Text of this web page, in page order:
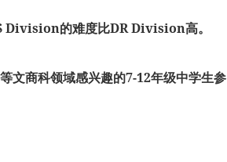
Division的难度比DR Division高。
文商科领域感兴趣的7-12年级中学生参